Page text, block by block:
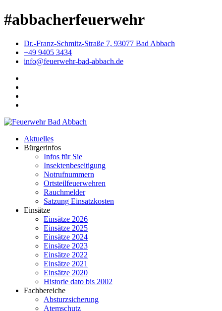
#abbacherfeuerwehr
Dr.-Franz-Schmitz-Straße 7, 93077 Bad Abbach
+49 9405 3434
info@feuerwehr-bad-abbach.de
Aktuelles
Bürgerinfos
Infos für Sie
Insektenbeseitigung
Notrufnummern
Ortsteilfeuerwehren
Rauchmelder
Satzung Einsatzkosten
Einsätze
Einsätze 2026
Einsätze 2025
Einsätze 2024
Einsätze 2023
Einsätze 2022
Einsätze 2021
Einsätze 2020
Historie dato bis 2002
Fachbereiche
Absturzsicherung
Atemschutz